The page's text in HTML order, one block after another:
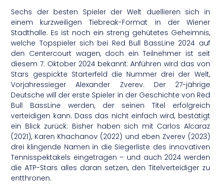
Sechs der besten Spieler der Welt duellieren sich in
einem kurzweiligen Tiebreak-Format in der Wiener
Stadthalle. Es ist noch ein streng gehütetes Geheimnis,
welche Topspieler sich bei Red Bull BassLine 2024 auf
den Centercourt wagen, doch ein Teilnehmer ist seit
diesem 7. Oktober 2024 bekannt: Anführen wird das von
Stars gespickte Starterfeld die Nummer drei der Welt,
Vorjahressieger Alexander Zverev. Der 27-jährige
Deutsche will der erste Spieler in der Geschichte von Red
Bull BassLine werden, der seinen Titel erfolgreich
verteidigen kann. Dass das nicht einfach wird, bestätigt
ein Blick zurück: Bisher haben sich mit Carlos Alcaraz
(2021), Karen Khachanov (2022) und eben Zverev (2023)
drei klingende Namen in die Siegerliste des innovativen
Tennisspektakels eingetragen – und auch 2024 werden
die ATP-Stars alles daran setzen, den Titelverteidiger zu
entthronen.